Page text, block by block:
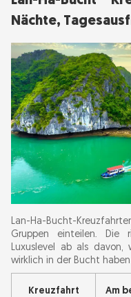
Nächte,
Lan-Ha-Bucht-
Gruppen einteilen. Die
Luxuslevel ab als
wirklich in der Bucht
Kreuzfahrt
Am